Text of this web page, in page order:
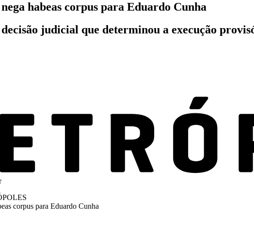
habeas corpus para Eduardo Cunha
decisão judicial que determinou a execução